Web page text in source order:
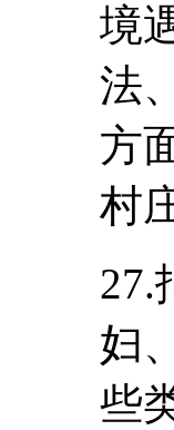
境
法
方
村
27.
妇
些